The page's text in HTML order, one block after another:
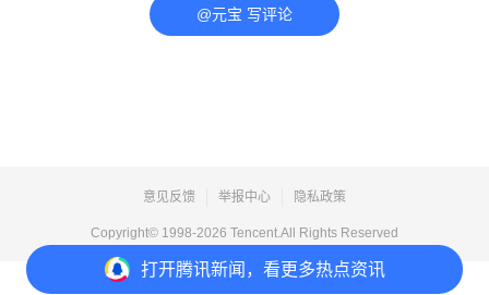
打开腾讯新闻，看更多热点资讯
@元宝 写评论
意见反馈 举报中心 隐私政策
Copyright© 1998-2026 Tencent.All Rights Reserved